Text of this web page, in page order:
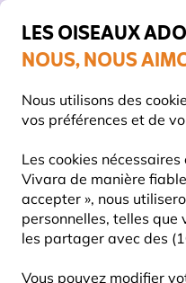
LES OISEAUX
NOUS, NOUS
Nous utilisons des
vos préférences et de
Les cookies
Vivara de manière
accepter », nous
personnelles, telles
les partager avec des
Vous pouvez modifier
Très bien noté dans
Livraison express
NOURRITURE
Nichoirs